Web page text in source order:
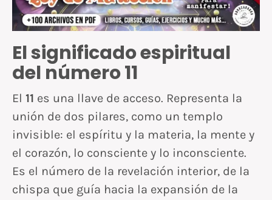
El significado espiritual
del número 11
El 11 es una llave de acceso. Representa la
unión de dos pilares, como un templo
invisible: el espíritu y la materia, la mente y
el corazón, lo consciente y lo inconsciente.
Es el número de la revelación interior, de la
chispa que guía hacia la expansión de la